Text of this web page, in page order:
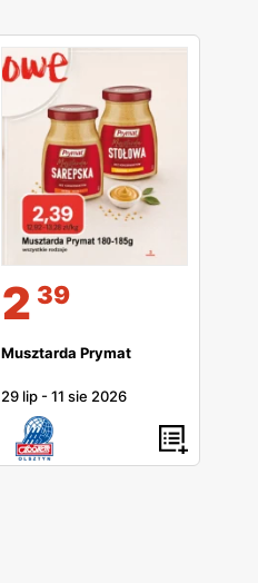
2 39
Musztarda Prymat
29 lip -11 sie 2026